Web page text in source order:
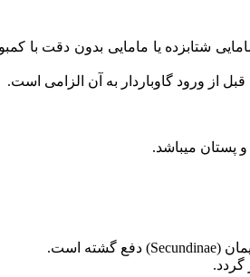
شتابزده یا مامایی بدون دقت با
از ورود گاوباردار به آن الزامی است.
پستان میباشد.